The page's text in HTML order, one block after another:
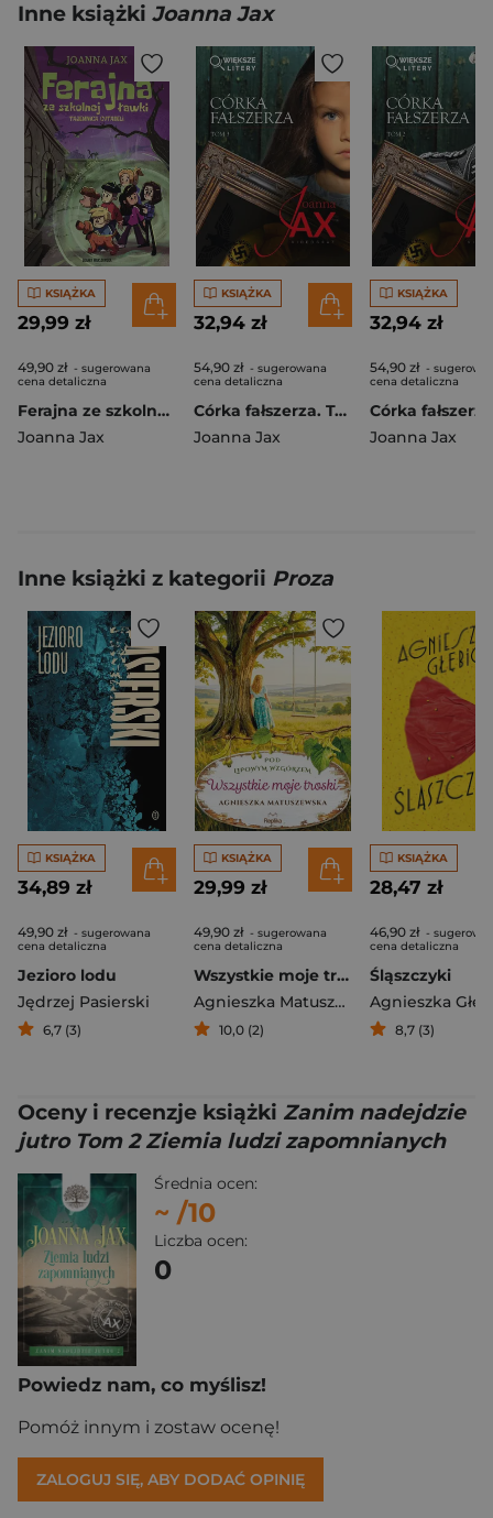
Inne książki Joanna Jax
KSIĄŻKA
29,99 zł
49,90 zł - sugerowana
cena detaliczna
Ferajna ze szkolnej ławki. Tajemnica cytadeli
Joanna Jax
KSIĄŻKA
32,94 zł
54,90 zł - sugerowana
cena detaliczna
Córka fałszerza. Tom 3 (większe litery)
Joanna Jax
KSIĄŻKA
32,94 zł
54,90 zł -
cena detaliczna
Joanna Jax
Inne książki z kategorii Proza
KSIĄŻKA
34,89 zł
49,90 zł - sugerowana
cena detaliczna
Jezioro lodu
Jędrzej Pasierski
6,7 (3)
KSIĄŻKA
29,99 zł
49,90 zł - sugerowana
cena detaliczna
Wszystkie moje troski
Agnieszka Matuszewska
10,0 (2)
KSIĄŻKA
28,47 zł
46,90 zł -
cena detaliczna
Śląszczyki
Agnieszka
8,7 (3)
Oceny i recenzje książki Zanim nadejdzie
jutro Tom 2 Ziemia ludzi zapomnianych
Średnia ocen:
~ /10
Liczba ocen:
0
Powiedz nam, co myślisz!
Pomóż innym i zostaw ocenę!
ZALOGUJ SIĘ, ABY DODAĆ OPINIĘ